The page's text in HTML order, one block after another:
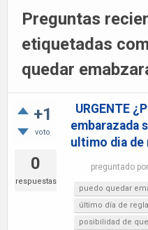
Preguntas
etiquetadas
quedar
+1
voto
0
respuestas
URGENTE
embarazada
ultimo dia de
preguntado por
puedo quedar
último día de regla
posibilidad de